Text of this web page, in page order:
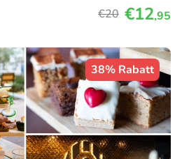
€20 €12,95
38% Rabatt